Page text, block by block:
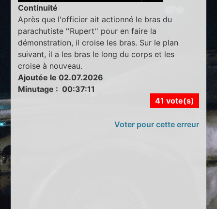
Continuité
Après que l'officier ait actionné le bras du
parachutiste ''Rupert'' pour en faire la
démonstration, il croise les bras. Sur le plan
suivant, il a les bras le long du corps et les
croise à nouveau.
Ajoutée le 02.07.2026
Minutage : 00:37:11
41 vote(s)
Voter pour cette erreur